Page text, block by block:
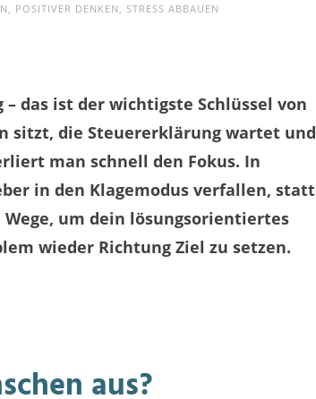
, POSITIVER DENKEN , STRESS ABBAUEN
das ist der wichtigste Schlüssel von
sitzt, die Steuererklärung wartet und
man schnell den Fokus. In
in den Klagemodus verfallen, statt
um dein lösungsorientiertes
wieder Richtung Ziel zu setzen.
aus?